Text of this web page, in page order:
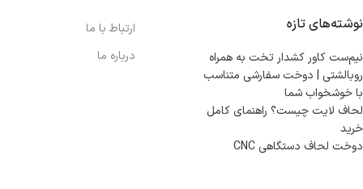
نوشته‌های تازه
نیم‌ست کاور کشدار تخت به همراه
روبالشتی | دوخت سفارشی متناسب
با خوشخواب شما
لحاف لایت چیست؟ راهنمای کامل
خرید
دوخت لحاف دستگاهی CNC
ارتباط با ما
درباره ما